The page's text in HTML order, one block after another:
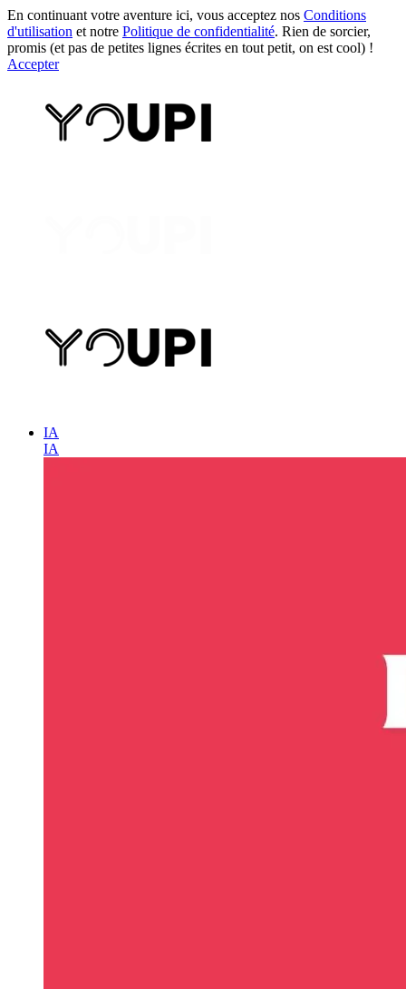
En continuant votre aventure ici, vous acceptez nos Conditions
d'utilisation et notre Politique de confidentialité. Rien de sorcier,
promis (et pas de petites lignes écrites en tout petit, on est cool) !
Accepter
IA
IA